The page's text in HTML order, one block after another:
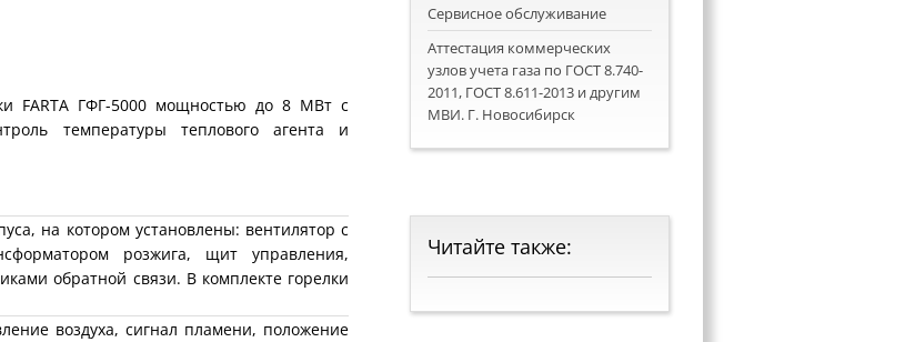
FARTA ГФГ-5000 мощностью до 8 МВт с
температуры теплового агента и
на котором установлены: вентилятор с
розжига, щит управления,
обратной связи. В комплекте горелки
воздуха, сигнал пламени, положение
Сервисное обслуживание
Аттестация коммерческих
узлов учета газа по ГОСТ 8.740-
2011, ГОСТ 8.611-2013 и другим
МВИ. Г. Новосибирск
Читайте также: